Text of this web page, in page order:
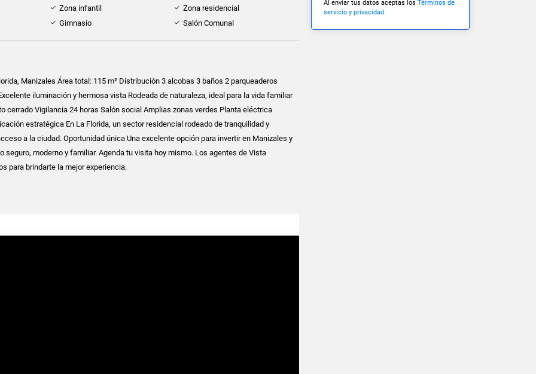
Zona infantil
Zona residencial
Gimnasio
Salón Comunal
Manizales Área total: 115 m² Distribución 3 alcobas 3 baños 2 parqueaderos
iluminación y hermosa vista Rodeada de naturaleza, ideal para la vida familiar
cerrado Vigilancia 24 horas Salón social Amplias zonas verdes Planta eléctrica
estratégica En La Florida, un sector residencial rodeado de tranquilidad y
a la ciudad. Oportunidad única Una excelente opción para invertir en Manizales y
seguro, moderno y familiar. Agenda tu visita hoy mismo. Los agentes de Vista
para brindarte la mejor experiencia.
Al enviar tus datos aceptas los Términos de
servicio y privacidad